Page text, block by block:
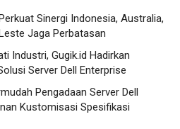
Sinergi Indonesia, Australia,
Jaga Perbatasan
Industri, Gugik.id Hadirkan
Server Dell Enterprise
Pengadaan Server Dell
Kustomisasi Spesifikasi